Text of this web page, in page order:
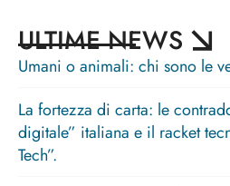
ULTIME NEWS
Umani o animali: chi sono le
La fortezza di carta: le
digitale” italiana e il racket
Tech”.